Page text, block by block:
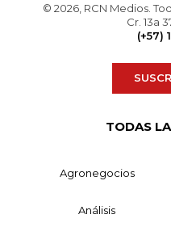
© 2026, RCN Medios.
Cr. 13a
(+57)
TODAS
Agronegocios
Análisis